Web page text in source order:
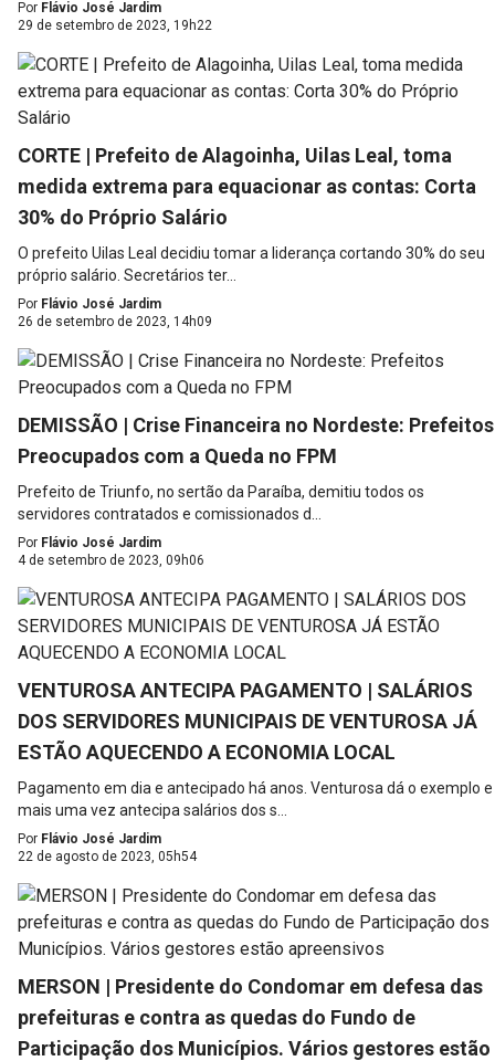
Por Flávio José Jardim
29 de setembro de 2023, 19h22
CORTE | Prefeito de Alagoinha, Uilas Leal, toma
medida extrema para equacionar as contas: Corta
30% do Próprio Salário
O prefeito Uilas Leal decidiu tomar a liderança cortando 30% do seu
próprio salário. Secretários ter...
Por Flávio José Jardim
26 de setembro de 2023, 14h09
DEMISSÃO | Crise Financeira no Nordeste: Prefeitos
Preocupados com a Queda no FPM
Prefeito de Triunfo, no sertão da Paraíba, demitiu todos os
servidores contratados e comissionados d...
Por Flávio José Jardim
4 de setembro de 2023, 09h06
VENTUROSA ANTECIPA PAGAMENTO | SALÁRIOS
DOS SERVIDORES MUNICIPAIS DE VENTUROSA JÁ
ESTÃO AQUECENDO A ECONOMIA LOCAL
Pagamento em dia e antecipado há anos. Venturosa dá o exemplo e
mais uma vez antecipa salários dos s...
Por Flávio José Jardim
22 de agosto de 2023, 05h54
MERSON | Presidente do Condomar em defesa das
prefeituras e contra as quedas do Fundo de
Participação dos Municípios. Vários gestores estão